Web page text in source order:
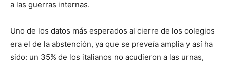
a las guerras internas.
Uno de los datos más esperados al cierre de los colegios
era el de la abstención, ya que se preveía amplia y así ha
sido: un 35% de los italianos no acudieron a las urnas,